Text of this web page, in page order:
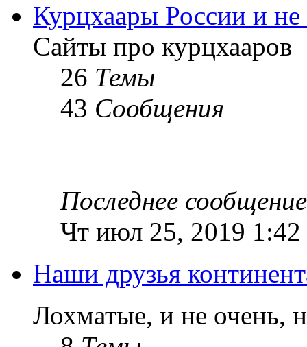
Курцхаары России и не
Сайты про курцхааров
26 Темы
43 Сообщения
Последнее сообщение
Чт июл 25, 2019 1:42
Наши друзья
Лохматые, и не очень,